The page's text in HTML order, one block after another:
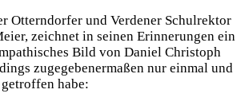
Otterndorfer und Verdener Schulrektor
zeichnet in seinen Erinnerungen ein
Bild von Daniel Christoph
zugegebenermaßen nur einmal und
habe: